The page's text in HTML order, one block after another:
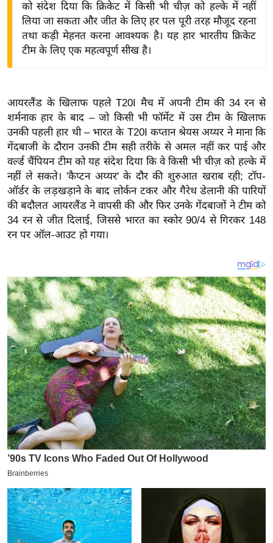
ष
ज्ञ
रा
य
ब
ज
ट
खे
ल
ट
I
P
L
2
0
2
6
क्रा
इ
म
पे
प
र
को संदेश दिया कि क्रिकेट में किसी भी चीज़ को हल्के में नहीं
लिया जा सकता और जीत के लिए हर पल पूरी तरह मौजूद रहना
तथा कड़ी मेहनत करना आवश्यक है। यह हार भारतीय क्रिकेट
टीम के लिए एक महत्वपूर्ण सीख है।
आयरलैंड के खिलाफ पहले T20I मैच में अपनी टीम की 34 रन से
शर्मनाक हार के बाद – जो किसी भी फॉर्मेट में उस टीम के खिलाफ
उनकी पहली हार थी – भारत के T20I कप्तान श्रेयस अय्यर ने माना कि
गेंदबाजी के दौरान उनकी टीम सही तरीके से अमल नहीं कर पाई और
वर्ल्ड चैंपियन टीम को यह संदेश दिया कि वे किसी भी चीज़ को हल्के में
नहीं ले सकते। 'कैप्टन अय्यर' के दौर की शुरुआत खराब रही; टॉप-
ऑर्डर के लड़खड़ाने के बाद लोर्कन टकर और गैरेथ डेलानी की पारियों
की बदौलत आयरलैंड ने वापसी की और फिर उनके गेंदबाजों ने टीम को
34 रन से जीत दिलाई, जिससे भारत का स्कोर 90/4 से गिरकर 148
रन पर ऑल-आउट हो गया।